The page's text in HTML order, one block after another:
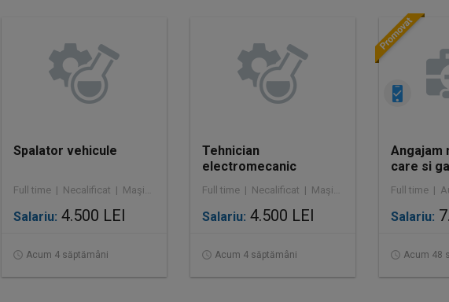
Spalator vehicule
Full time | Necalificat | Maşini / Auto
Salariu: 4.500 LEI
Acum 4 săptămâni
Tehnician
electromecanic
Full time | Necalificat | Maşini / Auto / Inginerie / Tehnologie
Salariu: 4.500 LEI
Acum 4 săptămâni
Angajam
care si
program
interna
Salariu:
Acum 48